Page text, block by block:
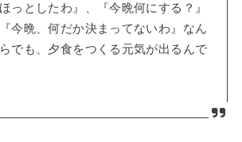
っとしたわ』、『今晩何にする？』
今晩、何だか決まってないわ』なん
でも、夕食をつくる元気が出るんで